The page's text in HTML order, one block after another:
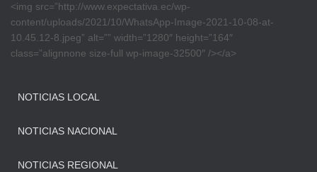
<img src=”http://www.expectativa.ec/wp-
content/uploads/2021/10/WhatsApp-Image-2021-10-08-at-
10.45.12-8.jpeg” alt=”” width=”1280″ height=”164″
class=”alignnone size-full wp-image-32500″ /></a>
NOTICIAS LOCAL
NOTICIAS NACIONAL
NOTICIAS REGIONAL